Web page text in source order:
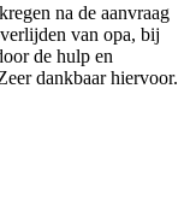
na de aanvraag
van opa, bij
de hulp en
dankbaar hiervoor.